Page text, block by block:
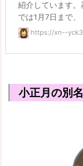
紹介しています
では1月7日まで、
https://xn--
小正月の別